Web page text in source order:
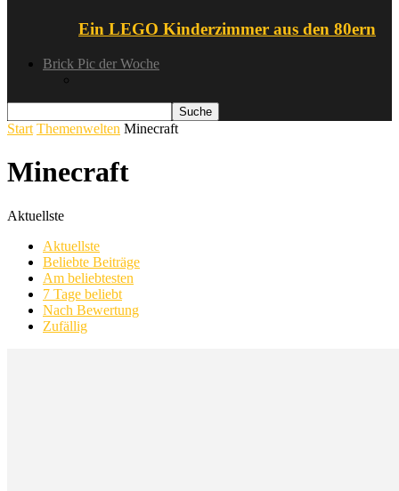
Ein LEGO Kinderzimmer aus den 80ern
Brick Pic der Woche
Start Themenwelten Minecraft
Minecraft
Aktuellste
Aktuellste
Beliebte Beiträge
Am beliebtesten
7 Tage beliebt
Nach Bewertung
Zufällig